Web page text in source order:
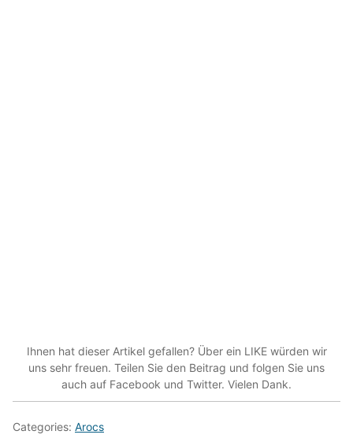
Ihnen hat dieser Artikel gefallen? Über ein LIKE würden wir
uns sehr freuen. Teilen Sie den Beitrag und folgen Sie uns
auch auf Facebook und Twitter. Vielen Dank.
Categories: Arocs